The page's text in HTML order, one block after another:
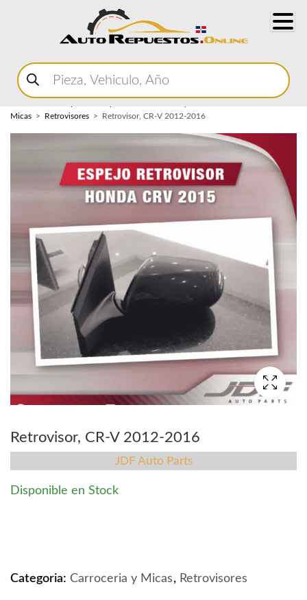
Buscar
productos
Micas
Retrovisores Retrovisor, CR-V 2012-2016
Retrovisor, CR-V 2012-2016
JDF Auto Parts
Disponible en Stock
Categoria: Carroceria y Micas, Retrovisores